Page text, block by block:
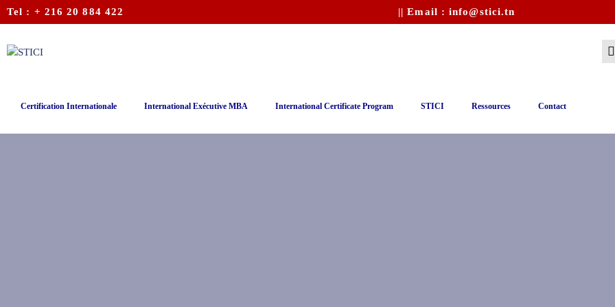
Tel : + 216 20 884 422 || Email : info@stici.tn
Certification Internationale International Exécutive MBA International Certificate Program STICI Ressources Contact